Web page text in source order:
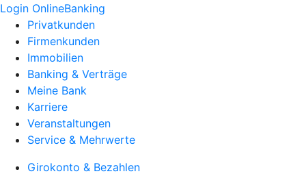
Login OnlineBanking
Privatkunden
Firmenkunden
Immobilien
Banking & Verträge
Meine Bank
Karriere
Veranstaltungen
Service & Mehrwerte
Girokonto & Bezahlen